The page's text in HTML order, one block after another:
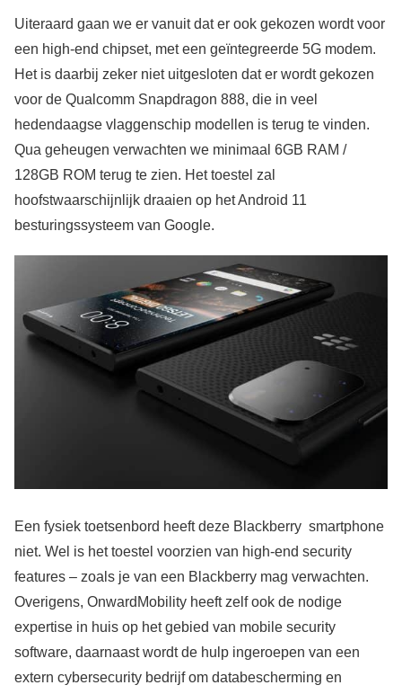
Uiteraard gaan we er vanuit dat er ook gekozen wordt voor
een high-end chipset, met een geïntegreerde 5G modem.
Het is daarbij zeker niet uitgesloten dat er wordt gekozen
voor de Qualcomm Snapdragon 888, die in veel
hedendaagse vlaggenschip modellen is terug te vinden.
Qua geheugen verwachten we minimaal 6GB RAM /
128GB ROM terug te zien. Het toestel zal
hoofstwaarschijnlijk draaien op het Android 11
besturingssysteem van Google.
Een fysiek toetsenbord heeft deze Blackberry smartphone
niet. Wel is het toestel voorzien van high-end security
features – zoals je van een Blackberry mag verwachten.
Overigens, OnwardMobility heeft zelf ook de nodige
expertise in huis op het gebied van mobile security
software, daarnaast wordt de hulp ingeroepen van een
extern cybersecurity bedrijf om databescherming en